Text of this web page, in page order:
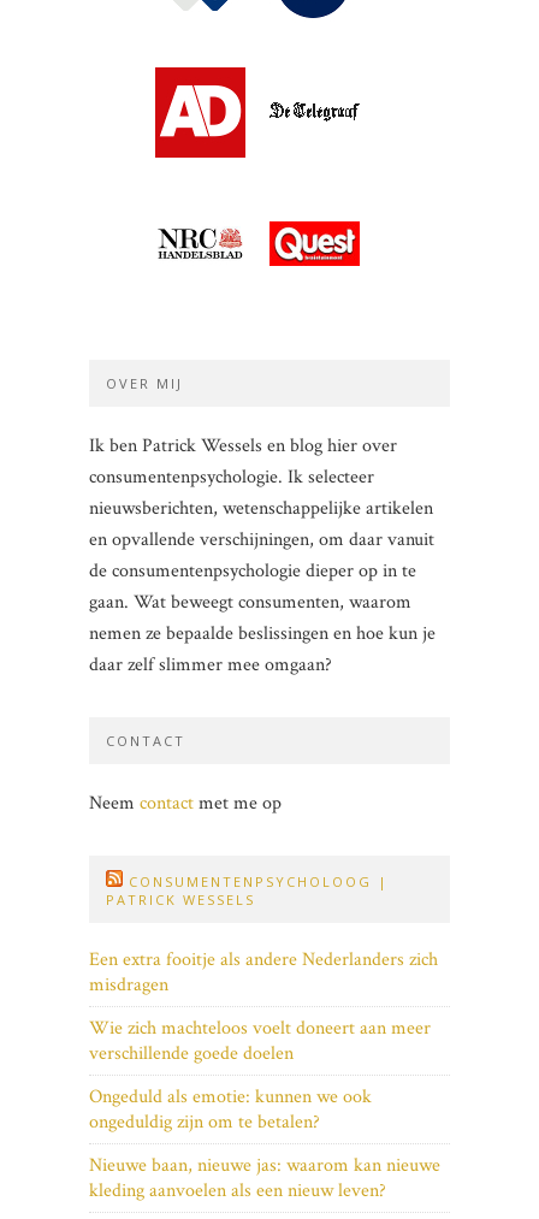
OVER MIJ
Ik ben Patrick Wessels en blog hier over
consumentenpsychologie. Ik selecteer
nieuwsberichten, wetenschappelijke artikelen
en opvallende verschijningen, om daar vanuit
de consumentenpsychologie dieper op in te
gaan. Wat beweegt consumenten, waarom
nemen ze bepaalde beslissingen en hoe kun je
daar zelf slimmer mee omgaan?
CONTACT
Neem contactmet me op
CONSUMENTENPSYCHOLOOG |
PATRICK WESSELS
Een extra fooitje als andere Nederlanders zich
misdragen
Wie zich machteloos voelt doneert aan meer
verschillende goede doelen
Ongeduld als emotie: kunnen we ook
ongeduldig zijn om te betalen?
Nieuwe baan, nieuwe jas: waarom kan nieuwe
kleding aanvoelen als een nieuw leven?